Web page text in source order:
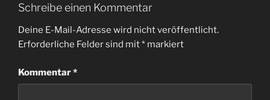
Schreibe einen Kommentar
Deine E-Mail-Adresse wird nicht veröffentlicht.
Erforderliche Felder sind mit* markiert
Kommentar*